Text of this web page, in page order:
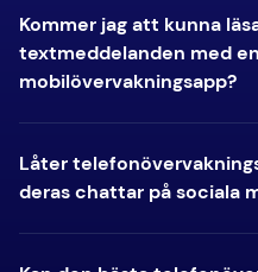
Kommer jag att kunna
textmeddelanden med en
mobilövervakningsapp?
Låter
deras chattar på sociala